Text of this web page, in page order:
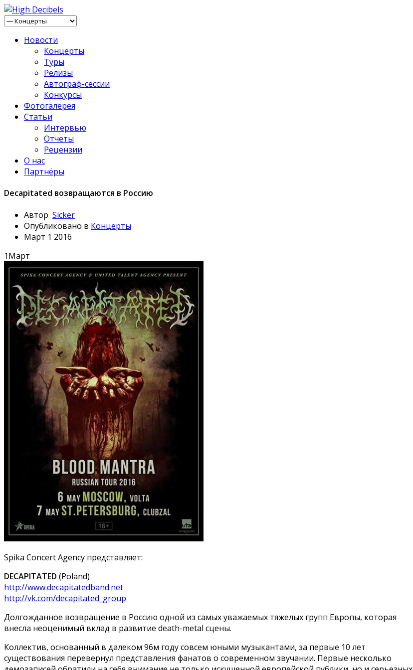
Новости
Концерты
Туры
Релизы
Автограф-сессии
Конкурсы
Фотогалерея
Статьи
Интервью
Отчеты
Рецензии
О нас
Партнёры
Decapitated возвращаются в Россию
Автор Sicker
Опубликовано в Концерты
Март 1 2016
1Март
Spika Concert Agency представляет:
DECAPITATED (Poland)
http://www.decapitatedband.net
http://vk.com/decapitated_group
Долгожданное возвращение в Россию одной из самых уважаемых тяжелых групп Европы, которая
внесла неоценимый вклад в развитие death-metal сцены.
Коллектив, основанный в далеком 96м году совсем юными музыкантами, за первые 10 лет
существования перевернул представления фанатов о современном звучании. Первые несколько